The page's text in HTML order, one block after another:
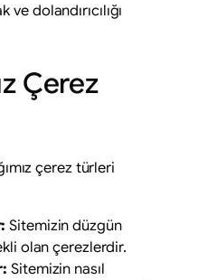
dolandırıcılığı
Çerez
çerez türleri
Sitemizin düzgün
olan çerezlerdir.
Sitemizin nasıl